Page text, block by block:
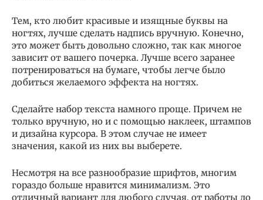
Тем, кто любит красивые и изящные буквы на
ногтях, лучше сделать надпись вручную. Конечно,
это может быть довольно сложно, так как многое
зависит от вашего почерка. Лучше всего заранее
потренироваться на бумаге, чтобы легче было
добиться желаемого эффекта на ногтях.
Сделайте набор текста намного проще. Причем не
только вручную, но и с помощью наклеек, штампов
и дизайна курсора. В этом случае не имеет
значения, какой из них вы выберете.
Несмотря на все разнообразие шрифтов, многим
гораздо больше нравится минимализм. Это
отличный вариант для любого случая, от работы до